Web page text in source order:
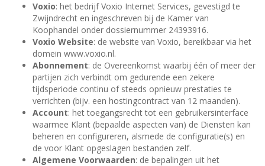
Voxio: het bedrijf Voxio Internet Services, gevestigd te
Zwijndrecht en ingeschreven bij de Kamer van
Koophandel onder dossiernummer 24393916.
Voxio Website: de website van Voxio, bereikbaar via het
domein www.voxio.nl.
Abonnement: de Overeenkomst waarbij één of meer der
partijen zich verbindt om gedurende een zekere
tijdsperiode continu of steeds opnieuw prestaties te
verrichten (bijv. een hostingcontract van 12 maanden).
Account: het toegangsrecht tot een gebruikersinterface
waarmee Klant (bepaalde aspecten van) de Diensten kan
beheren en configureren, alsmede de configuratie(s) en
de voor Klant opgeslagen bestanden zelf.
Algemene Voorwaarden: de bepalingen uit het